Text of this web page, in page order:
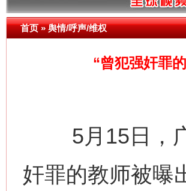
首页»舆情/呼声/维权
“曾犯强奸罪
5月15日，广
奸罪的教师被曝